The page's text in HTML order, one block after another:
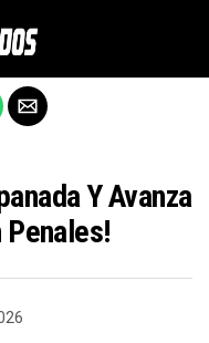
Y Avanza
Penales!
móvil